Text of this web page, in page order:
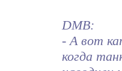
DMB:
- А вот
когда